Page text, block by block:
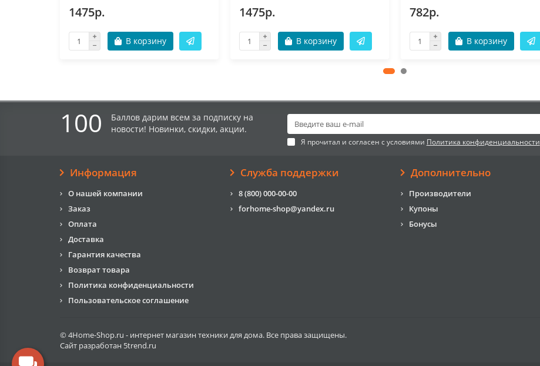
1475р.
В корзину
1475р.
В корзину
782р.
В корзину
100
Баллов дарим всем за подписку на
новости! Новинки, скидки, акции.
Я прочитал и согласен с условиями Политика конфиденциальности
Информация
О нашей компании
Заказ
Оплата
Доставка
Гарантия качества
Возврат товара
Политика конфиденциальности
Пользовательское соглашение
Служба поддержки
8 (800) 000-00-00
forhome-shop@yandex.ru
Дополнительно
Производители
Купоны
Бонусы
© 4Home-Shop.ru - интернет магазин техники для дома. Все права защищены.
Сайт разработан 5trend.ru